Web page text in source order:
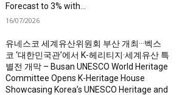
Forecast to 3% with...
16/07/2026
유네스코 세계유산위원회 부산 개최···벡스
코 ‘대한민국관’에서 K-헤리티지·세계유산 특
별전 개막 – Busan UNESCO World Heritage
Committee Opens K-Heritage House
Showcasing Korea’s UNESCO Heritage and